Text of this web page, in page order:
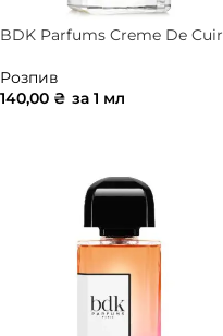
BDK Parfums Creme De Cuir
Розпив
140,00 ₴ за 1 мл